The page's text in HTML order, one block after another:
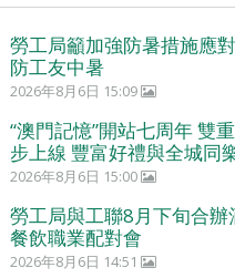
勞工局籲加強防暑措施應
防工友中暑
2026年8月6日 15:09
“澳門記憶”開站七周年 雙
步上線 豐富好禮與全城同
2026年8月6日 15:00
勞工局與工聯8月下旬合辦
餐飲職業配對會
2026年8月6日 14:51